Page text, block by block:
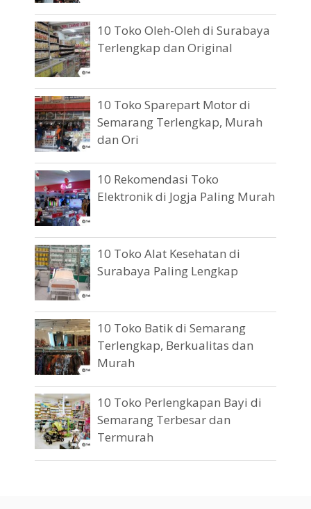
10 Toko Oleh-Oleh di Surabaya
Terlengkap dan Original
10 Toko Sparepart Motor di
Semarang Terlengkap, Murah
dan Ori
10 Rekomendasi Toko
Elektronik di Jogja Paling Murah
10 Toko Alat Kesehatan di
Surabaya Paling Lengkap
10 Toko Batik di Semarang
Terlengkap, Berkualitas dan
Murah
10 Toko Perlengkapan Bayi di
Semarang Terbesar dan
Termurah